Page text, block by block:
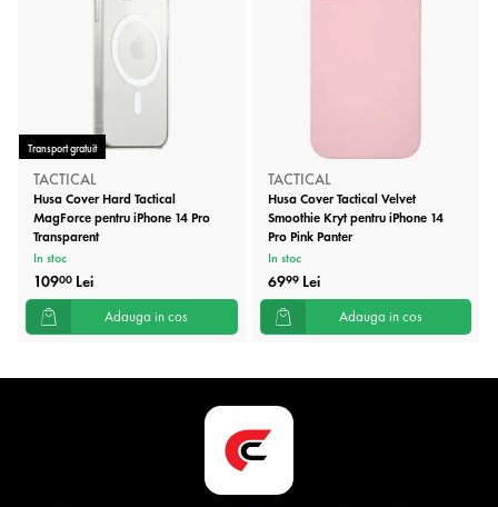
Transport gratuit
TACTICAL
Husa Cover Hard Tactical
MagForce pentru iPhone 14 Pro
Transparent
In stoc
10900 Lei
Adauga in cos
TACTICAL
Husa Cover Tactical Velvet
Smoothie Kryt pentru iPhone 14
Pro Pink Panter
In stoc
6999Lei
Adauga in cos